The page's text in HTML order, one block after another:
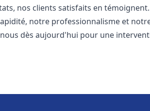
nos clients satisfaits en
notre professionnalisme et
dès aujourd'hui pour une